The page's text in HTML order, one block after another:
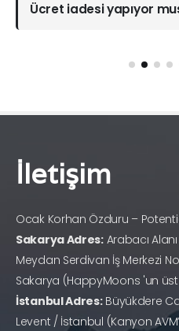
Ücret iadesi yapıyor
İletişim
Ocak Korhan Özduru –
Sakarya Adres:Arabacı
Meydan Serdivan İş Merkezi
Sakarya (HappyMoons 'un üst
İstanbul Adres:Büyükdere
Levent / İstanbul (Kanyon